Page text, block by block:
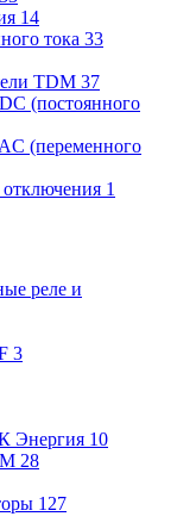
14
тока 33
TDM 37
(постоянного
(переменного
отключения 1
реле и
3
Энергия 10
28
127